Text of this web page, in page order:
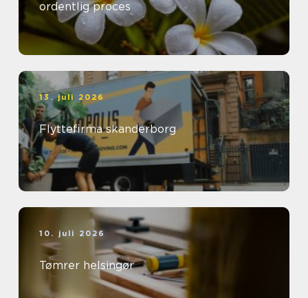
ordentlig proces
13. juli 2026
Flyttefirma skanderborg
10. juli 2026
Tømrer helsingør